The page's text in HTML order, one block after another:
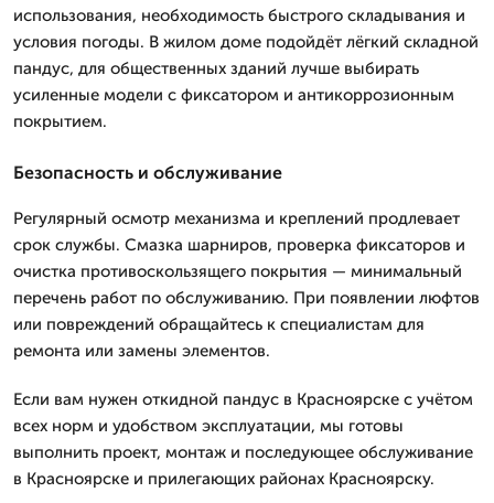
использования, необходимость быстрого складывания и
условия погоды. В жилом доме подойдёт лёгкий складной
пандус, для общественных зданий лучше выбирать
усиленные модели с фиксатором и антикоррозионным
покрытием.
Безопасность и обслуживание
Регулярный осмотр механизма и креплений продлевает
срок службы. Смазка шарниров, проверка фиксаторов и
очистка противоскользящего покрытия — минимальный
перечень работ по обслуживанию. При появлении люфтов
или повреждений обращайтесь к специалистам для
ремонта или замены элементов.
Если вам нужен откидной пандус в Красноярске с учётом
всех норм и удобством эксплуатации, мы готовы
выполнить проект, монтаж и последующее обслуживание
в Красноярске и прилегающих районах Красноярску.